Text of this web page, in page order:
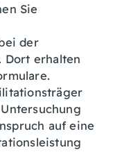
Sie
der
Dort erhalten
auf eine